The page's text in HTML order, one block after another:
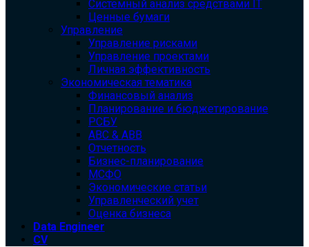
Системный анализ средствами IT
Ценные бумаги
Управление
Управление рисками
Управление проектами
Личная эффективность
Экономическая тематика
Финансовый анализ
Планирование и бюджетирование
РСБУ
ABC & ABB
Отчетность
Бизнес-планирование
МСФО
Экономические статьи
Управленческий учет
Оценка бизнеса
Data Engineer
CV